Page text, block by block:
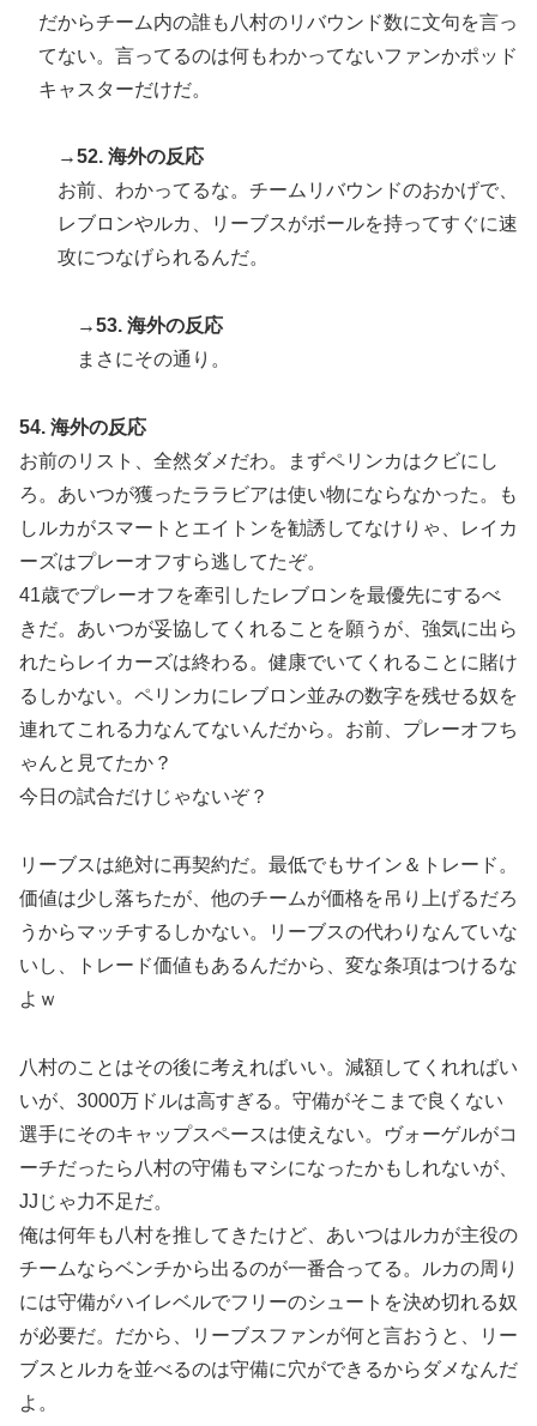
だからチーム内の誰も八村のリバウンド数に文句を言っ
てない。言ってるのは何もわかってないファンかポッド
キャスターだけだ。
→52. 海外の反応
お前、わかってるな。チームリバウンドのおかげで、
レブロンやルカ、リーブスがボールを持ってすぐに速
攻につなげられるんだ。
→53. 海外の反応
まさにその通り。
54. 海外の反応
お前のリスト、全然ダメだわ。まずペリンカはクビにし
ろ。あいつが獲ったララビアは使い物にならなかった。も
しルカがスマートとエイトンを勧誘してなけりゃ、レイカ
ーズはプレーオフすら逃してたぞ。
41歳でプレーオフを牽引したレブロンを最優先にするべ
きだ。あいつが妥協してくれることを願うが、強気に出ら
れたらレイカーズは終わる。健康でいてくれることに賭け
るしかない。ペリンカにレブロン並みの数字を残せる奴を
連れてこれる力なんてないんだから。お前、プレーオフち
ゃんと見てたか？
今日の試合だけじゃないぞ？
リーブスは絶対に再契約だ。最低でもサイン＆トレード。
価値は少し落ちたが、他のチームが価格を吊り上げるだろ
うからマッチするしかない。リーブスの代わりなんていな
いし、トレード価値もあるんだから、変な条項はつけるな
よｗ
八村のことはその後に考えればいい。減額してくれればい
いが、3000万ドルは高すぎる。守備がそこまで良くない
選手にそのキャップスペースは使えない。ヴォーゲルがコ
ーチだったら八村の守備もマシになったかもしれないが、
JJじゃ力不足だ。
俺は何年も八村を推してきたけど、あいつはルカが主役の
チームならベンチから出るのが一番合ってる。ルカの周り
には守備がハイレベルでフリーのシュートを決め切れる奴
が必要だ。だから、リーブスファンが何と言おうと、リー
ブスとルカを並べるのは守備に穴ができるからダメなんだ
よ。